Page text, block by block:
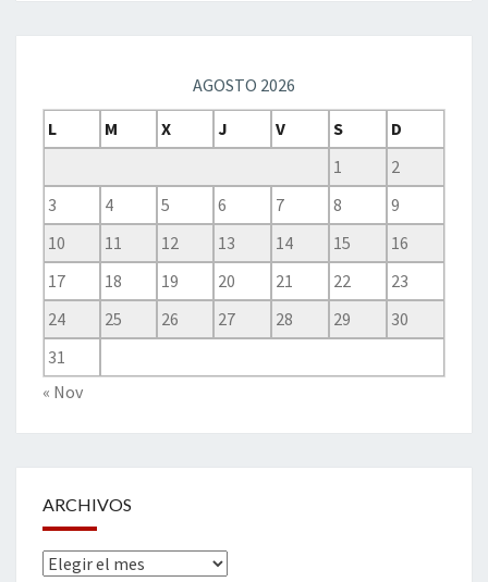
AGOSTO 2026
L
M X J V S
D
1
2
3
4 5 6 7 8
9
10
11 12 13 14 15
16
17
18 19 20 21 22
23
24
25 26 27 28 29
30
31
« Nov
ARCHIVOS
Archivos